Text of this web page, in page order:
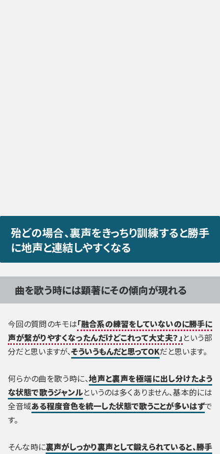
殆どの場合、裏声をきっちり訓練すると勝手
に地声と連結しやすくなる
曲を歌う時には顕著にその傾向が現れる
今回の質問のキモは「融合系の練習をしていないのに勝手に
声が繋がりやすくなったんだけどこれって大丈夫？」 という部
分だと思いますが、そういうもんだと思ってOKだと思います。
何らかの曲を歌う時に、地声と裏声を極端に出し分けたよう
な状態で歌うジャンルというのは多くありません、基本的には
全音域ある程度音色を統一した状態で歌うことが多いはずで
す。
そんな時に裏声がしっかり裏声として鍛えられていると、勝手